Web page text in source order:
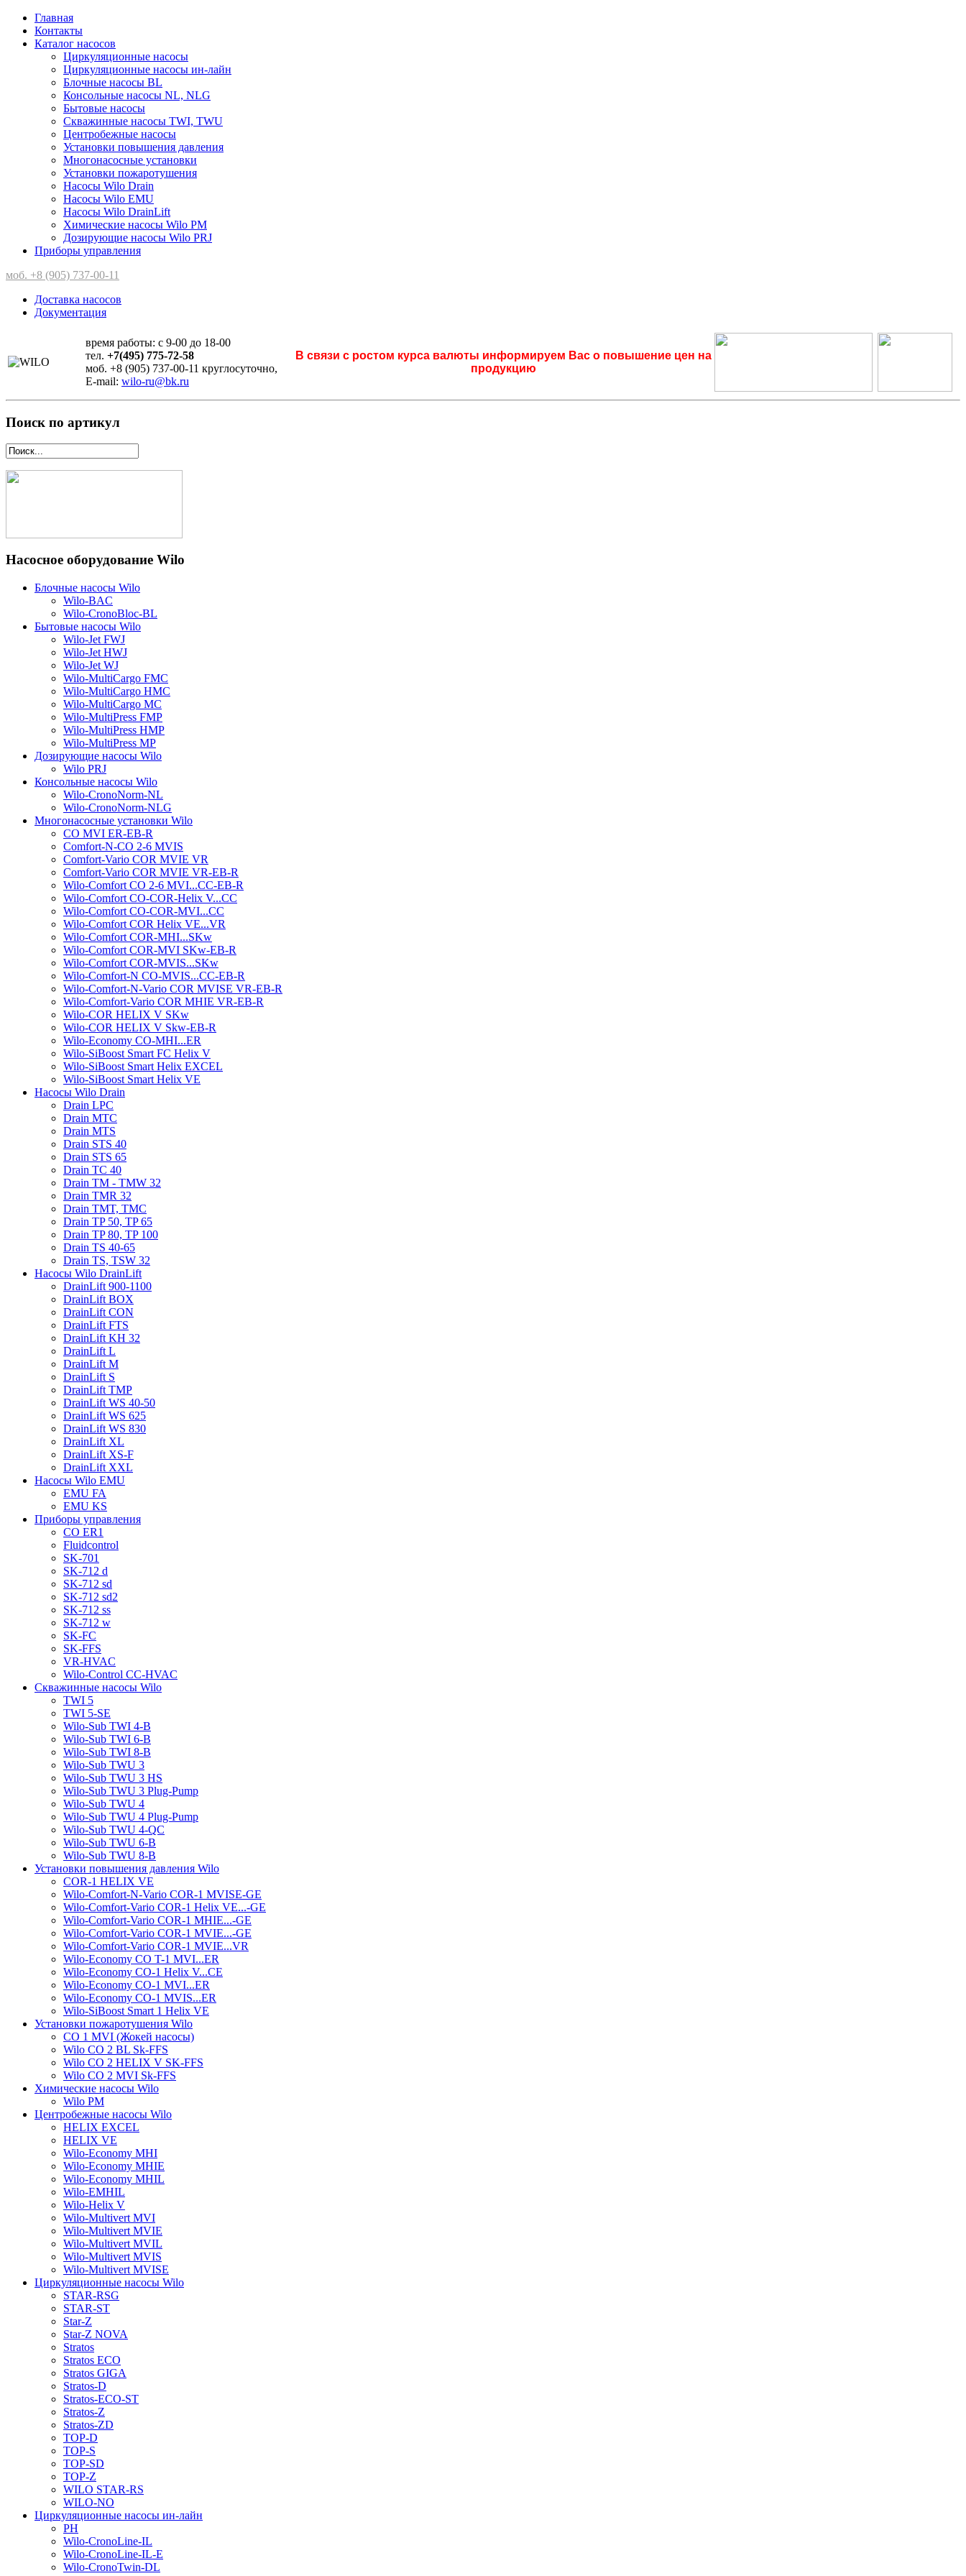
Главная
Контакты
Каталог насосов
Циркуляционные насосы
Циркуляционные насосы ин-лайн
Блочные насосы BL
Консольные насосы NL, NLG
Бытовые насосы
Скважинные насосы TWI, TWU
Центробежные насосы
Установки повышения давления
Многонасосные установки
Установки пожаротушения
Насосы Wilo Drain
Насосы Wilo EMU
Насосы Wilo DrainLift
Химические насосы Wilo PM
Дозирующие насосы Wilo PRJ
Приборы управления
моб. +8 (905) 737-00-11
Доставка насосов
Документация
время работы: с 9-00 до 18-00
тел. +7(495) 775-72-58
моб. +8 (905) 737-00-11 круглосуточно,
E-mail: wilo-ru@bk.ru
В связи с ростом курса валюты информируем Вас о повышение цен на
продукцию
Поиск по артикул
Насосное оборудование Wilo
Блочные насосы Wilo
Wilo-BAC
Wilo-CronoBloc-BL
Бытовые насосы Wilo
Wilo-Jet FWJ
Wilo-Jet HWJ
Wilo-Jet WJ
Wilo-MultiCargo FMC
Wilo-MultiCargo HMC
Wilo-MultiCargo MC
Wilo-MultiPress FMP
Wilo-MultiPress HMP
Wilo-MultiPress MP
Дозирующие насосы Wilo
Wilo PRJ
Консольные насосы Wilo
Wilo-CronoNorm-NL
Wilo-CronoNorm-NLG
Многонасосные установки Wilo
CO MVI ER-EB-R
Comfort-N-CO 2-6 MVIS
Comfort-Vario COR MVIE VR
Comfort-Vario COR MVIE VR-EB-R
Wilo-Comfort CO 2-6 MVI...CC-EB-R
Wilo-Comfort CO-COR-Helix V...CC
Wilo-Comfort CO-COR-MVI...CC
Wilo-Comfort COR Helix VE...VR
Wilo-Comfort COR-MHI...SKw
Wilo-Comfort COR-MVI SKw-EB-R
Wilo-Comfort COR-MVIS...SKw
Wilo-Comfort-N CO-MVIS...CC-EB-R
Wilo-Comfort-N-Vario COR MVISE VR-EB-R
Wilo-Comfort-Vario COR MHIE VR-EB-R
Wilo-COR HELIX V SKw
Wilo-COR HELIX V Skw-EB-R
Wilo-Economy CO-MHI...ER
Wilo-SiBoost Smart FC Helix V
Wilo-SiBoost Smart Helix EXCEL
Wilo-SiBoost Smart Helix VE
Насосы Wilo Drain
Drain LPC
Drain MTC
Drain MTS
Drain STS 40
Drain STS 65
Drain TC 40
Drain TM - TMW 32
Drain TMR 32
Drain TMT, TMC
Drain TP 50, TP 65
Drain TP 80, TP 100
Drain TS 40-65
Drain TS, TSW 32
Насосы Wilo DrainLift
DrainLift 900-1100
DrainLift BOX
DrainLift CON
DrainLift FTS
DrainLift KH 32
DrainLift L
DrainLift M
DrainLift S
DrainLift TMP
DrainLift WS 40-50
DrainLift WS 625
DrainLift WS 830
DrainLift XL
DrainLift XS-F
DrainLift XXL
Насосы Wilo EMU
EMU FA
EMU KS
Приборы управления
CO ER1
Fluidcontrol
SK-701
SK-712 d
SK-712 sd
SK-712 sd2
SK-712 ss
SK-712 w
SK-FC
SK-FFS
VR-HVAC
Wilo-Control CC-HVAC
Скважинные насосы Wilo
TWI 5
TWI 5-SE
Wilo-Sub TWI 4-B
Wilo-Sub TWI 6-B
Wilo-Sub TWI 8-B
Wilo-Sub TWU 3
Wilo-Sub TWU 3 HS
Wilo-Sub TWU 3 Plug-Pump
Wilo-Sub TWU 4
Wilo-Sub TWU 4 Plug-Pump
Wilo-Sub TWU 4-QC
Wilo-Sub TWU 6-B
Wilo-Sub TWU 8-B
Установки повышения давления Wilo
COR-1 HELIX VE
Wilo-Comfort-N-Vario COR-1 MVISE-GE
Wilo-Comfort-Vario COR-1 Helix VE...-GE
Wilo-Comfort-Vario COR-1 MHIE...-GE
Wilo-Comfort-Vario COR-1 MVIE...-GE
Wilo-Comfort-Vario COR-1 MVIE...VR
Wilo-Economy CO T-1 MVI...ER
Wilo-Economy CO-1 Helix V...CE
Wilo-Economy CO-1 MVI...ER
Wilo-Economy CO-1 MVIS...ER
Wilo-SiBoost Smart 1 Helix VE
Установки пожаротушения Wilo
CO 1 MVI (Жокей насосы)
Wilo CO 2 BL Sk-FFS
Wilo CO 2 HELIX V SK-FFS
Wilo CO 2 MVI Sk-FFS
Химические насосы Wilo
Wilo PM
Центробежные насосы Wilo
HELIX EXCEL
HELIX VE
Wilo-Economy MHI
Wilo-Economy MHIE
Wilo-Economy MHIL
Wilo-EMHIL
Wilo-Helix V
Wilo-Multivert MVI
Wilo-Multivert MVIE
Wilo-Multivert MVIL
Wilo-Multivert MVIS
Wilo-Multivert MVISE
Циркуляционные насосы Wilo
STAR-RSG
STAR-ST
Star-Z
Star-Z NOVA
Stratos
Stratos ECO
Stratos GIGA
Stratos-D
Stratos-ECO-ST
Stratos-Z
Stratos-ZD
TOP-D
TOP-S
TOP-SD
TOP-Z
WILO STAR-RS
WILO-NO
Циркуляционные насосы ин-лайн
PH
Wilo-CronoLine-IL
Wilo-CronoLine-IL-E
Wilo-CronoTwin-DL